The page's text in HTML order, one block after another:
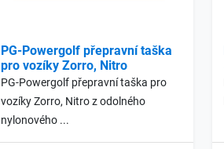
PG-Powergolf přepravní taška
pro vozíky Zorro, Nitro
PG-Powergolf přepravní taška pro
vozíky Zorro, Nitro z odolného
nylonového ...